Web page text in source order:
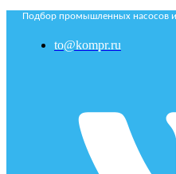
Подбор промышленных насосов
to@kompr.ru